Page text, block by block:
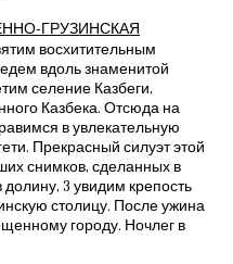
ГРУЗИНСКАЯ
восхитительным
вдоль знаменитой
селение Казбеги,
Казбека. Отсюда на
в увлекательную
Прекрасный силуэт этой
снимков, сделанных в
3 увидим крепость
столицу. После ужина
городу. Ночлег в